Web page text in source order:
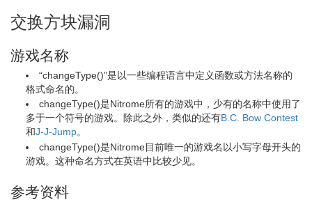
交换方块漏洞
游戏名称
“changeType()”是以一些编程语言中定义函数或方法名称的
格式命名的。
changeType()是Nitrome所有的游戏中，少有的名称中使用了
多于一个符号的游戏。除此之外，类似的还有B.C. Bow Contest
和J-J-Jump。
changeType()是Nitrome目前唯一的游戏名以小写字母开头的
游戏。这种命名方式在英语中比较少见。
参考资料